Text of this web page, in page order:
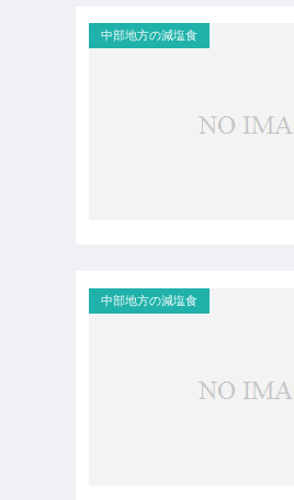
中部地方の減塩食
中部地方の減塩食